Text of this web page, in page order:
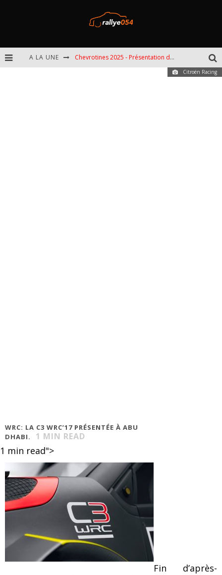
A LA UNE Chevrotines 2025 - Présentation de l'épreuve
EBR 2025 - Présentation de l'épreuve
Citroën Racing
WRC: LA C3 WRC’17 PRÉSENTÉE À ABU
DHABI.
1 MIN READ
1 min read">
Fin d’après-